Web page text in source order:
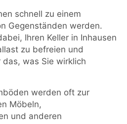
schnell zu einem
Gegenständen werden.
Ihren Keller in Inhausen
zu befreien und
was Sie wirklich
werden oft zur
Möbeln,
und anderen